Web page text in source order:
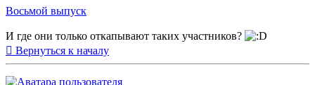
Восьмой выпуск
И где они только откапывают таких участников?
Вернуться к началу